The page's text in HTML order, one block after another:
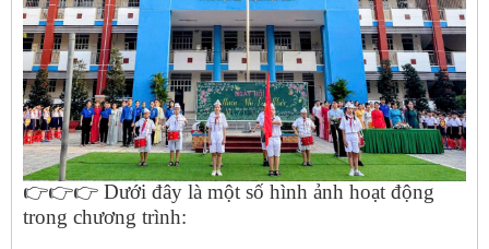
👉👉👉 Dưới đây là một số hình ảnh hoạt động
trong chương trình: